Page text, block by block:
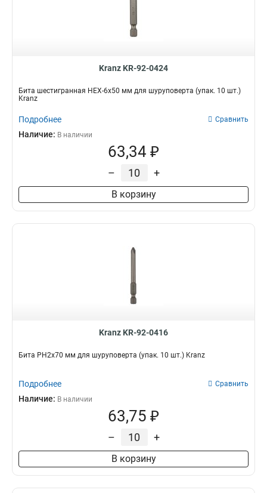
Kranz KR-92-0424
Бита шестигранная HEX-6х50 мм для шуруповерта (упак. 10 шт.)
Kranz
Подробнее Сравнить
Наличие: В наличии
63,34 ₽
– +
В корзину
Kranz KR-92-0416
Бита PH2х70 мм для шуруповерта (упак. 10 шт.) Kranz
Подробнее Сравнить
Наличие: В наличии
63,75 ₽
– +
В корзину